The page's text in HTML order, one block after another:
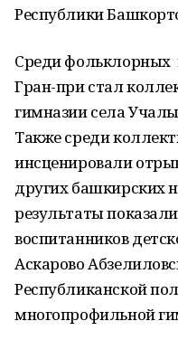
Республики
Среди фольклорных
Гран-при стал
гимназии села
Также среди
инсценировали
других башкирских
результаты
воспитанников
Аскарово
Республиканской
многопрофильной